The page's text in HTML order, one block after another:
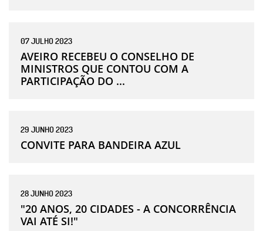
07JULHO2023
AVEIRO RECEBEU O CONSELHO DE
MINISTROS QUE CONTOU COM A
PARTICIPAÇÃO DO ...
29 JUNHO2023
CONVITE PARA BANDEIRA AZUL
28JUNHO2023
"20 ANOS, 20 CIDADES - A CONCORRÊNCIA
VAI ATÉ SI!"